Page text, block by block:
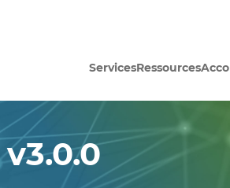
ServicesRessources
v3.0.0